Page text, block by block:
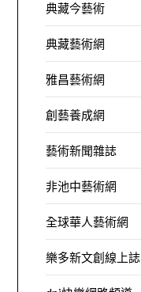
典藏今藝術
典藏藝術網
雅昌藝術網
創藝養成網
藝術新聞雜誌
非池中藝術網
全球華人藝術網
樂多新文創線上誌